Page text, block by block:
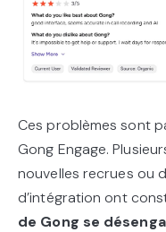
Ces problèmes sont
Gong Engage.
nouvelles recrues ou
d’intégration ont
de Gong se